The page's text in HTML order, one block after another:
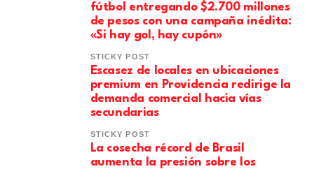
fútbol entregando $2.700 millones
de pesos con una campaña inédita:
«Si hay gol, hay cupón»
STICKY POST
Escasez de locales en ubicaciones
premium en Providencia redirige la
demanda comercial hacia vías
secundarias
STICKY POST
La cosecha récord de Brasil
aumenta la presión sobre los